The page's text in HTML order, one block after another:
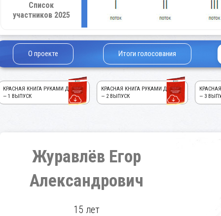
Список
участников 2025
О проекте Итоги голосования
КРАСНАЯ КНИГА РУКАМИ ДЕТЕЙ!
— 1 ВЫПУСК
КРАСНАЯ КНИГА РУКАМИ ДЕТЕЙ!
— 2 ВЫПУСК
— 3
Журавлёв Егор
Александрович
15 лет